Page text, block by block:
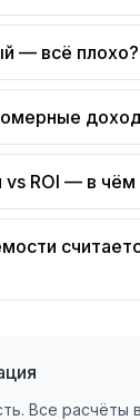
— всё плохо?
ROI — в чём
Все расчёты